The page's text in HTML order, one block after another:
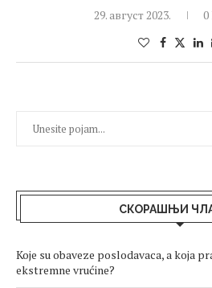
29. август 2023. 0
СКОРАШЊИ
Koje su obaveze poslodavaca, a koja
ekstremne vrućine?